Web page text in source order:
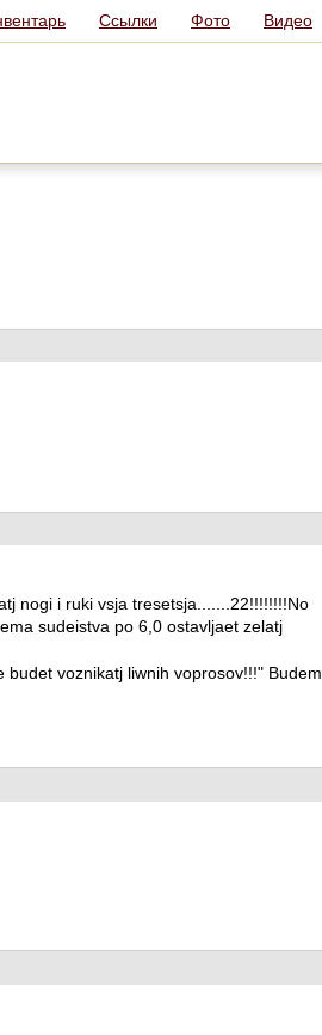
Ссылки Фото Видео
nogi i ruki vsja tresetsja.......22!!!!!!!!No
sudeistva po 6,0 ostavljaet zelatj
voznikatj liwnih voprosov!!!" Budem